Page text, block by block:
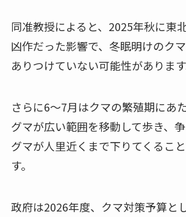
同准教授によると、2025年秋に東
凶作だった影響で、冬眠明けのク
ありつけていない可能性があります
さらに6〜7月はクマの繁殖期にあ
グマが広い範囲を移動して歩き、
グマが人里近くまで下りてくるこ
す。
政府は2026年度、クマ対策予算と